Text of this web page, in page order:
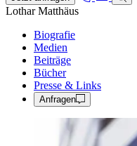
Lothar Matthäus
Biografie
Medien
Beiträge
Bücher
Presse & Links
Anfragen